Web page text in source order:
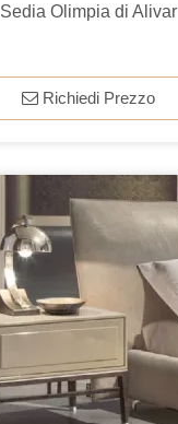
Sedia Olimpia di Alivar
Richiedi Prezzo